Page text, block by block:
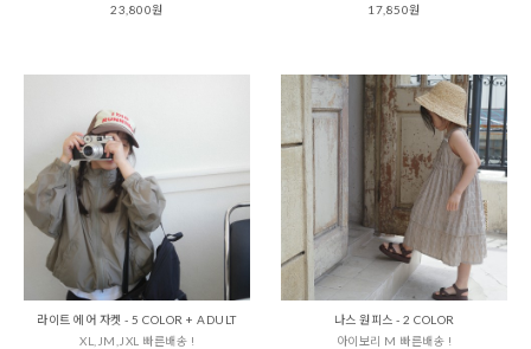
23,800원
17,850원
라이트 에어 자켓 - 5 COLOR + ADULT
XL,JM,JXL 빠른배송 !
나스 원피스 - 2 COLOR
아이보리 M 빠른배송 !